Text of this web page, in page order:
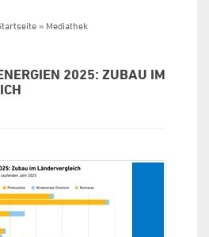
Mediathek
2025: ZUBAU IM